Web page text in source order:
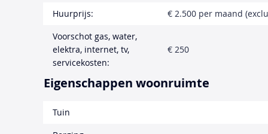
Huurprijs:
€ 2.500 per maand
Voorschot gas, water,
elektra, internet, tv,
servicekosten:
€ 250
Eigenschappen woonruimte
Tuin